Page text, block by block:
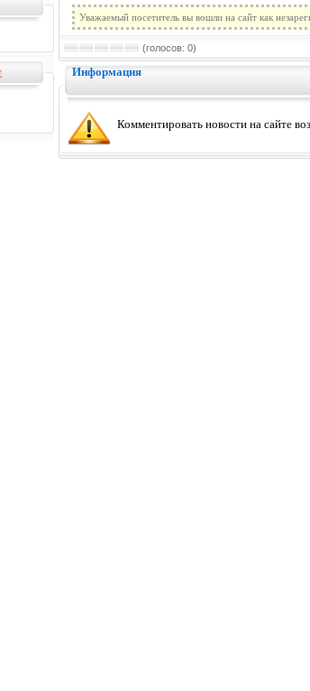
Уважаемый посетитель вы вошли на сайт как
(голосов: 0)
Информация
Комментировать новости на сайте